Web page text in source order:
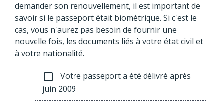
demander son renouvellement, il est important de
savoir si le passeport était biométrique. Si c'est le
cas, vous n'aurez pas besoin de fournir une
nouvelle fois, les documents liés à votre état civil et
à votre nationalité.
check_box_outline_blank
Votre passeport a été délivré après
juin 2009